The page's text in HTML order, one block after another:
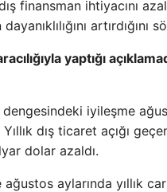
finansman ihtiyacını
artırdığını
yaptığı
dengesindeki iyileşme
dış ticaret açığı
dolar azaldı.
ağustos aylarında yıllık